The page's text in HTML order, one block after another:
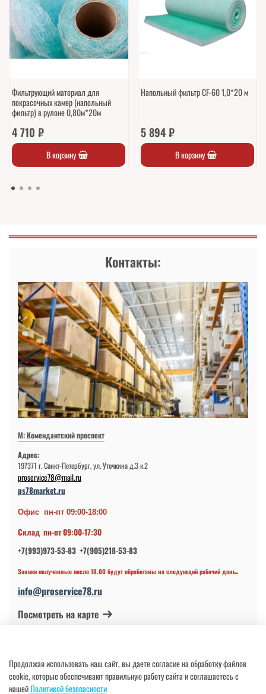
Фильтрующий материал для
покрасочных камер (напольный
фильтр) в рулоне 0,80м*20м
4 710 ₽
В корзину
Напольный фильтр CF-60 1,0*20 м
5 894 ₽
В корзину
Контакты:
М: Комендантский проспект
Адрес:
197371 г. Санкт-Петербург, ул. Уточкина д.3 к.2
proservice78@mail.ru
ps78market.ru
Офис пн-пт 09:00-18:00
Склад пн-пт 09:00-17:30
+7(993)973-53-83 +7(905)218-53-83
Заявки полученные после 18.00 будут обработаны на следующий рабочий день.
info@proservice78.ru
Посмотреть на карте
ОГРНИП 317784700113997 от 17.04.2017
Продолжая использовать наш сайт, вы даете согласие на обработку файлов
cookie, которые обеспечивают правильную работу сайта и соглашаетесь с
нашейПолитикой безопасности